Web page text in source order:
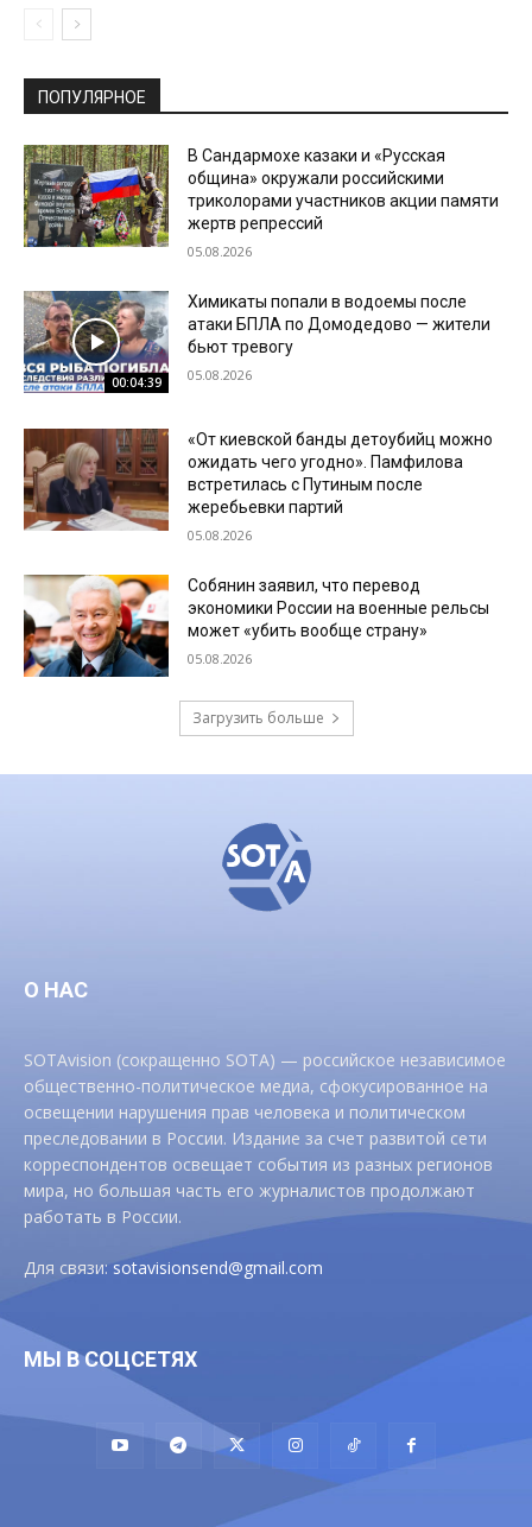
ПОПУЛЯРНОЕ
В Сандармохе казаки и «Русская
община» окружали российскими
триколорами участников акции памяти
жертв репрессий
05.08.2026
00:04:39
Химикаты попали в водоемы после
атаки БПЛА по Домодедово — жители
бьют тревогу
05.08.2026
«От киевской банды детоубийц можно
ожидать чего угодно». Памфилова
встретилась с Путиным после
жеребьевки партий
05.08.2026
Собянин заявил, что перевод
экономики России на военные рельсы
может «убить вообще страну»
05.08.2026
Загрузить больше
О НАС
SOTAvision (сокращенно SOTA) — российское независимое
общественно-политическое медиа, сфокусированное на
освещении нарушения прав человека и политическом
преследовании в России. Издание за счет развитой сети
корреспондентов освещает события из разных регионов
мира, но большая часть его журналистов продолжают
работать в России.
Для связи:sotavisionsend@gmail.com
МЫ В СОЦСЕТЯХ